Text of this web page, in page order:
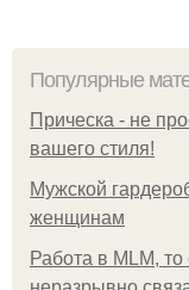
Популярные
Прическа - не
вашего стиля!
Мужской
женщинам
Работа в MLM,